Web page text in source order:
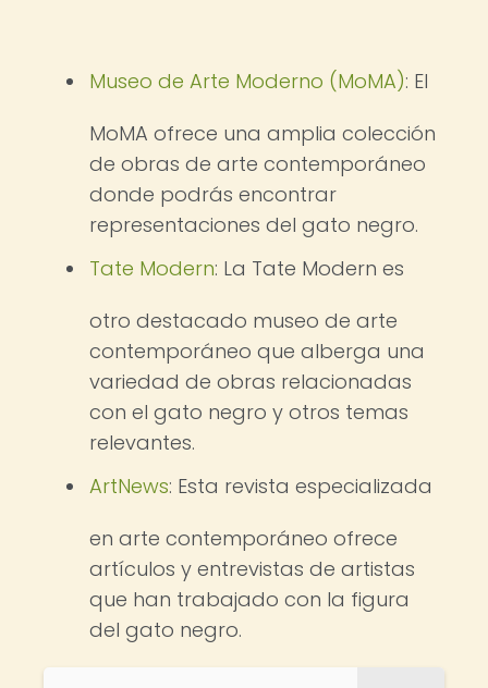
Museo de Arte Moderno (MoMA): El
MoMA ofrece una amplia colección
de obras de arte contemporáneo
donde podrás encontrar
representaciones del gato negro.
Tate Modern: La Tate Modern es
otro destacado museo de arte
contemporáneo que alberga una
variedad de obras relacionadas
con el gato negro y otros temas
relevantes.
ArtNews: Esta revista especializada
en arte contemporáneo ofrece
artículos y entrevistas de artistas
que han trabajado con la figura
del gato negro.